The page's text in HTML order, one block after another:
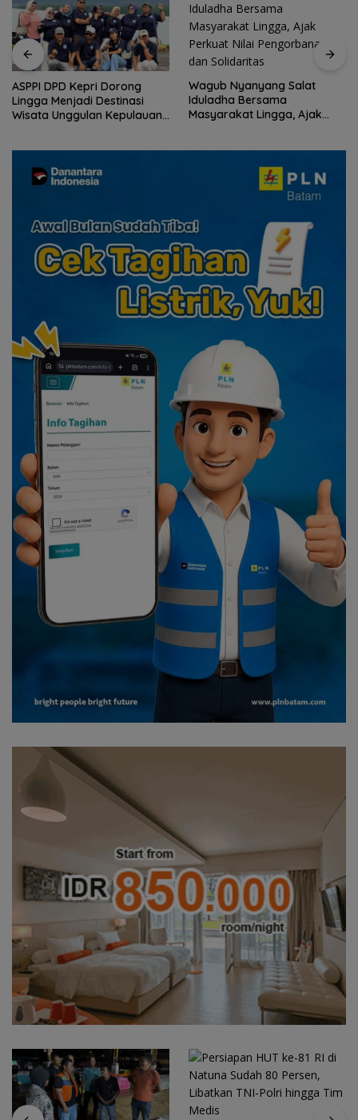
ASPPI DPD Kepri Dorong
Lingga Menjadi Destinasi
Wisata Unggulan Kepulauan
Wagub Nyanyang Salat
Iduladha Bersama
Masyarakat Lingga, Ajak